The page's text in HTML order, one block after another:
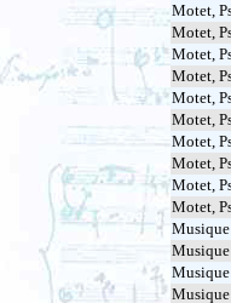
Motet,
Motet,
Motet,
Motet,
Motet,
Motet,
Motet,
Motet,
Motet,
Motet,